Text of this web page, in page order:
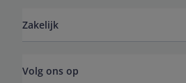
Zakelijk
Volg ons op